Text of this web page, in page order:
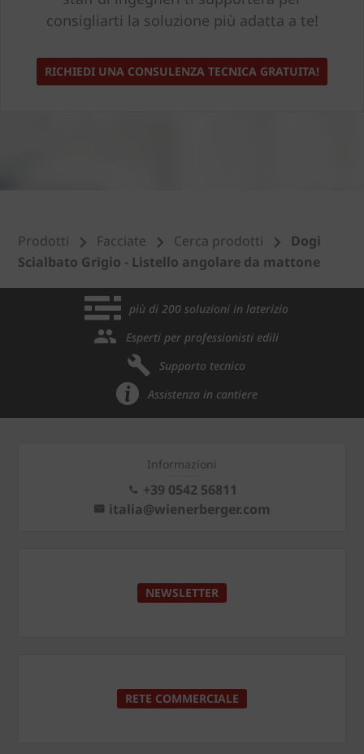
consigliarti la soluzione più adatta a te!
RICHIEDI UNA CONSULENZA TECNICA GRATUITA!
Prodotti Facciate Cerca prodotti
Dogi
Scialbato Grigio - Listello angolare da mattone
più di 200 soluzioni in laterizio
Esperti per professionisti edili
Supporto tecnico
Assistenza in cantiere
Informazioni
+39 0542 56811
italia@wienerberger.com
NEWSLETTER
RETE COMMERCIALE